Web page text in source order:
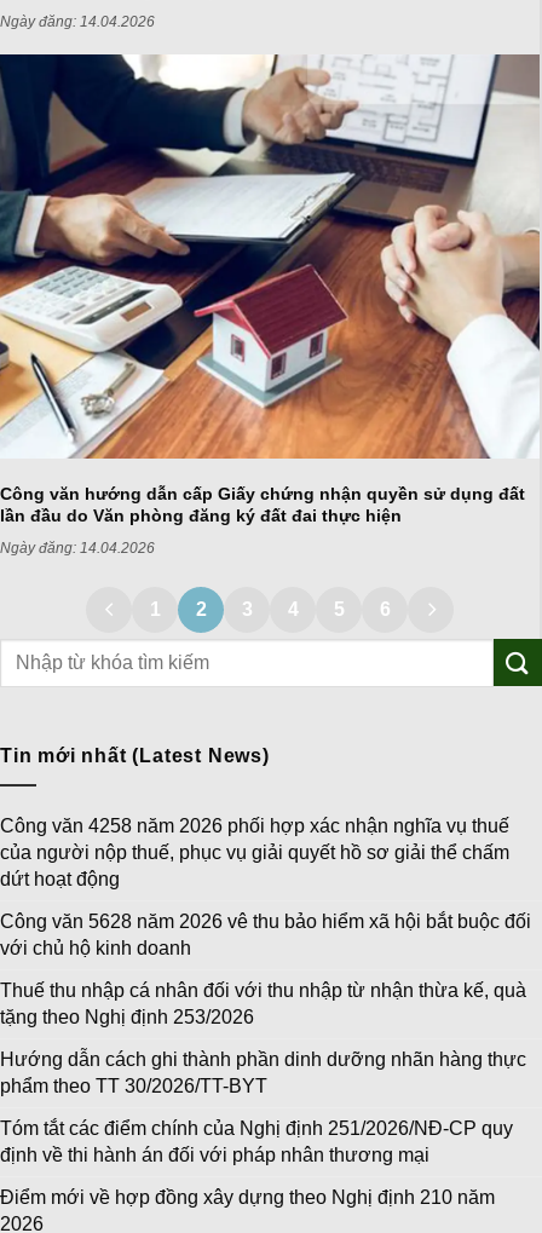
Ngày đăng: 14.04.2026
Công văn hướng dẫn cấp Giấy chứng nhận quyền sử dụng đất
lần đầu do Văn phòng đăng ký đất đai thực hiện
Ngày đăng: 14.04.2026
1 2 3 4 5 6
Tin mới nhất (Latest News)
Công văn 4258 năm 2026 phối hợp xác nhận nghĩa vụ thuế
của người nộp thuế, phục vụ giải quyết hồ sơ giải thể chấm
dứt hoạt động
Công văn 5628 năm 2026 vê thu bảo hiểm xã hội bắt buộc đối
với chủ hộ kinh doanh
Thuế thu nhập cá nhân đối với thu nhập từ nhận thừa kế, quà
tặng theo Nghị định 253/2026
Hướng dẫn cách ghi thành phần dinh dưỡng nhãn hàng thực
phẩm theo TT 30/2026/TT-BYT
Tóm tắt các điểm chính của Nghị định 251/2026/NĐ-CP quy
định về thi hành án đối với pháp nhân thương mại
Điểm mới về hợp đồng xây dựng theo Nghị định 210 năm
2026